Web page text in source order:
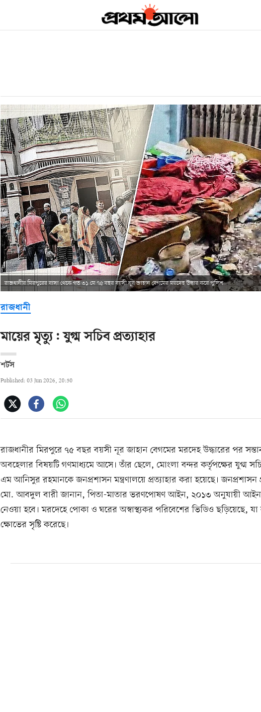
রাজধানীর মিরপুরের বাসা থেকে গত ৩১ মে ৭৫ বছর বয়সী নূর জাহান বেগমের মরদেহ উদ্ধার করে পুলিশ
রাজধানী
মায়ের মৃত্যু: যুগ্ম সচিব প্রত্যাহার
শর্টস
Published: 03 Jun 2026, 20:50
রাজধানীর মিরপুরে ৭৫ বছর বয়সী নূর জাহান বেগমের মরদেহ উদ্ধারের পর
অবহেলার বিষয়টি গণমাধ্যমে আসে। তাঁর ছেলে, মোংলা বন্দর কর্তৃপক্ষের যুগ্ম
এম আনিসুর রহমানকে জনপ্রশাসন মন্ত্রণালয়ে প্রত্যাহার করা হয়েছে। জনপ্রশাসন
মো. আবদুল বারী জানান, পিতা-মাতার ভরণপোষণ আইন, ২০১৩ অনুযায়ী
নেওয়া হবে। মরদেহে পোকা ও ঘরের অস্বাস্থ্যকর পরিবেশের ভিডিও ছড়িয়েছে, যা
ক্ষোভের সৃষ্টি করেছে।